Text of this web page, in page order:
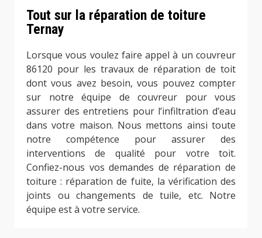
Tout sur la réparation de toiture
Ternay
Lorsque vous voulez faire appel à un couvreur
86120 pour les travaux de réparation de toit
dont vous avez besoin, vous pouvez compter
sur notre équipe de couvreur pour vous
assurer des entretiens pour l’infiltration d’eau
dans votre maison. Nous mettons ainsi toute
notre compétence pour assurer des
interventions de qualité pour votre toit.
Confiez-nous vos demandes de réparation de
toiture : réparation de fuite, la vérification des
joints ou changements de tuile, etc. Notre
équipe est à votre service.